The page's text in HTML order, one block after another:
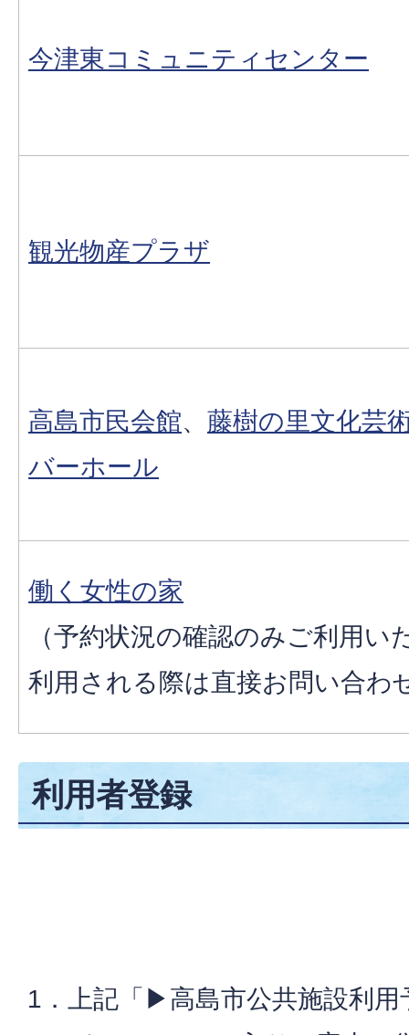
今津東コミュニティセンター
観光物産プラザ
高島市民会館、 藤樹の里文化芸
バーホール
働く女性の家
（予約状況の確認のみご利用い
利用される際は直接お問い合わ
利用者登録
1．上記「▶高島市公共施設利